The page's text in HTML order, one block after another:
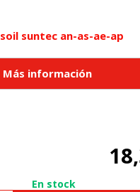
suntec an-as-ae-ap
En stock